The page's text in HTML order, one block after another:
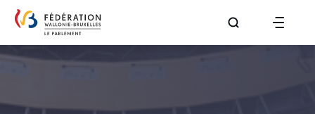
Aller à la page